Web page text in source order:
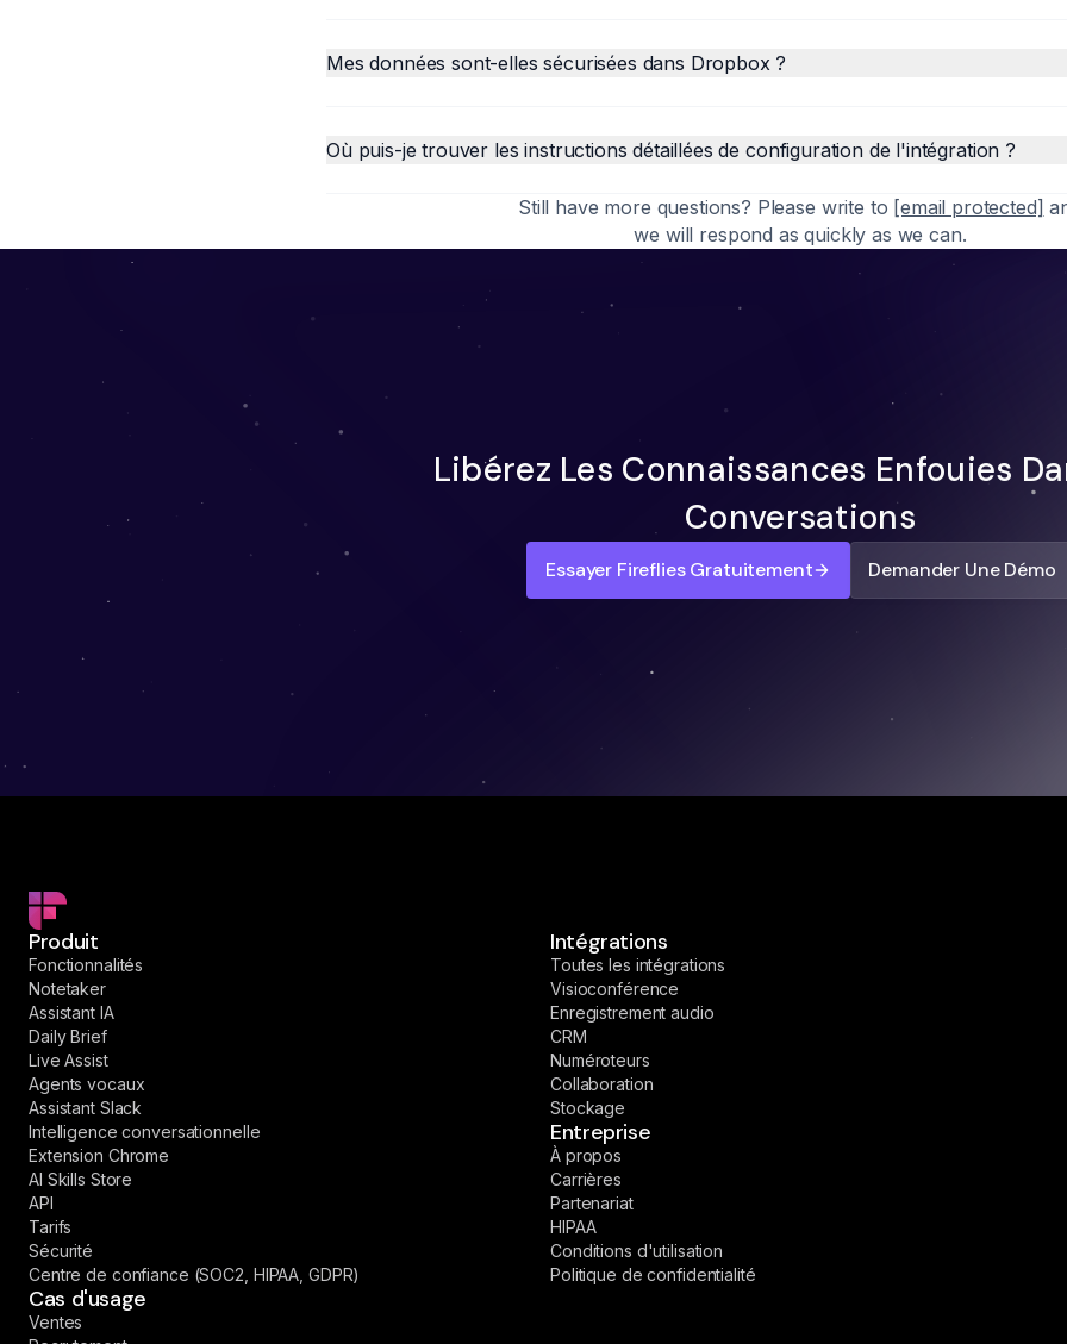
Mes données sont-elles sécurisées dans Dropbox ?
Où puis-je trouver les instructions détaillées de configuration de l'intégration ?
Still have more questions? Please write to [email protected]
we will respond as quickly as we can.
Libérez Les Connaissances Enfouies
Conversations
Essayer Fireflies Gratuitement Demander Une Démo
Produit
Fonctionnalités
Notetaker
Assistant IA
Daily Brief
Live Assist
Agents vocaux
Assistant Slack
Intelligence conversationnelle
Extension Chrome
AI Skills Store
API
Tarifs
Sécurité
Centre de confiance (SOC2, HIPAA, GDPR)
Cas d'usage
Ventes
Intégrations
Toutes les intégrations
Visioconférence
Enregistrement audio
CRM
Numéroteurs
Collaboration
Stockage
Entreprise
À propos
Carrières
Partenariat
HIPAA
Conditions d'utilisation
Politique de confidentialité